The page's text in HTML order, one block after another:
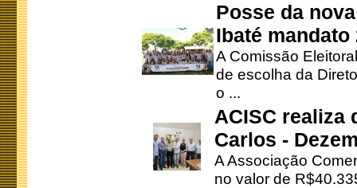
Posse da
Ibaté mandato
A Comissão
de escolha da
o ...
ACISC realiza
Carlos -
A Associação
no valor de